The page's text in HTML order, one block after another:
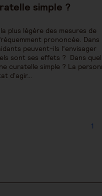
simple ?
plus légère des mesures de
prononcée. Dans
peuvent-ils l’envisager
sont ses effets ? Dans
curatelle simple ? La
d'agir…
1